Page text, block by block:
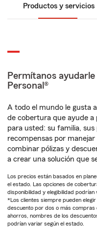
Productos y servicios
Permítanos
Personal®
A todo el mundo le gusta
de cobertura que ayude
para usted: su familia,
recompensas por
combinar pólizas y
a crear una solución que
Los precios están basados en
el estado. Las opciones de
disponibilidad y elegibilidad podrían
*Los clientes siempre pueden
descuento por dos o más compras
ahorros, nombres de los
podrían variar según el estado.